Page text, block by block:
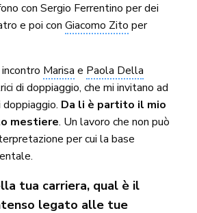
con Sergio Ferrentino per dei
e poi conGiacomo Zito per
Marisa e Paola Della
di doppiaggio, che mi invitano ad
Da li è partito il mio
mestiere. Un lavoro che non può
per cui la base
tua carriera, qual è il
legato alle tue